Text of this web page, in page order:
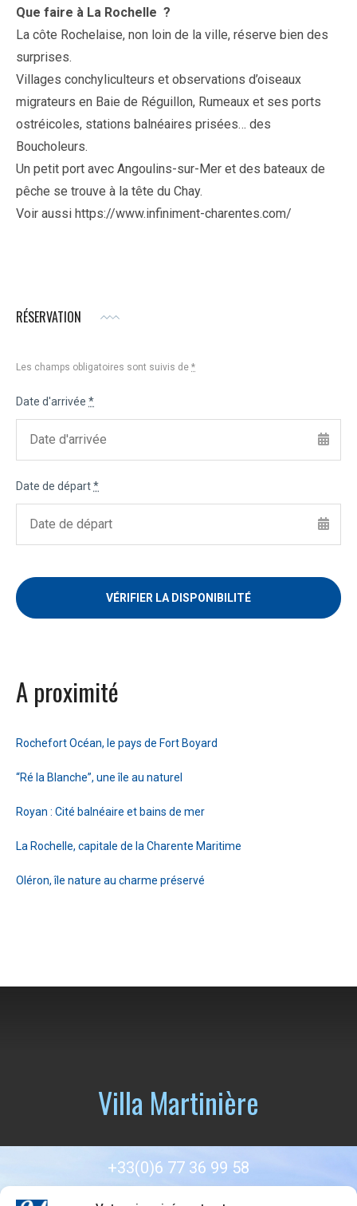
Que faire à La Rochelle ?
La côte Rochelaise, non loin de la ville, réserve bien des
surprises.
Villages conchyliculteurs et observations d’oiseaux
migrateurs en Baie de Réguillon, Rumeaux et ses ports
ostréicoles, stations balnéaires prisées… des
Boucholeurs.
Un petit port avec Angoulins-sur-Mer et des bateaux de
pêche se trouve à la tête du Chay.
Voir aussi https://www.infiniment-charentes.com/
RÉSERVATION
Les champs obligatoires sont suivis de *
Date d'arrivée *
Date de départ*
A proximité
Rochefort Océan, le pays de Fort Boyard
“Ré la Blanche”, une île au naturel
Royan : Cité balnéaire et bains de mer
La Rochelle, capitale de la Charente Maritime
Oléron, île nature au charme préservé
Villa Martinière
+33(0)6 77 36 99 58